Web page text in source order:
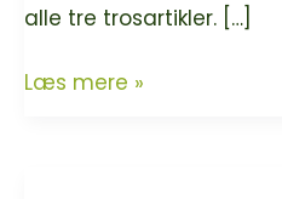
alle tre trosartikler. […]
Grøn
Læs mere »